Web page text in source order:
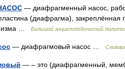
— диафрагменный насос,
(диафрагма),
…
Большой энциклопедический
— диафрагмовый насос …
— – это (диафрагменный,